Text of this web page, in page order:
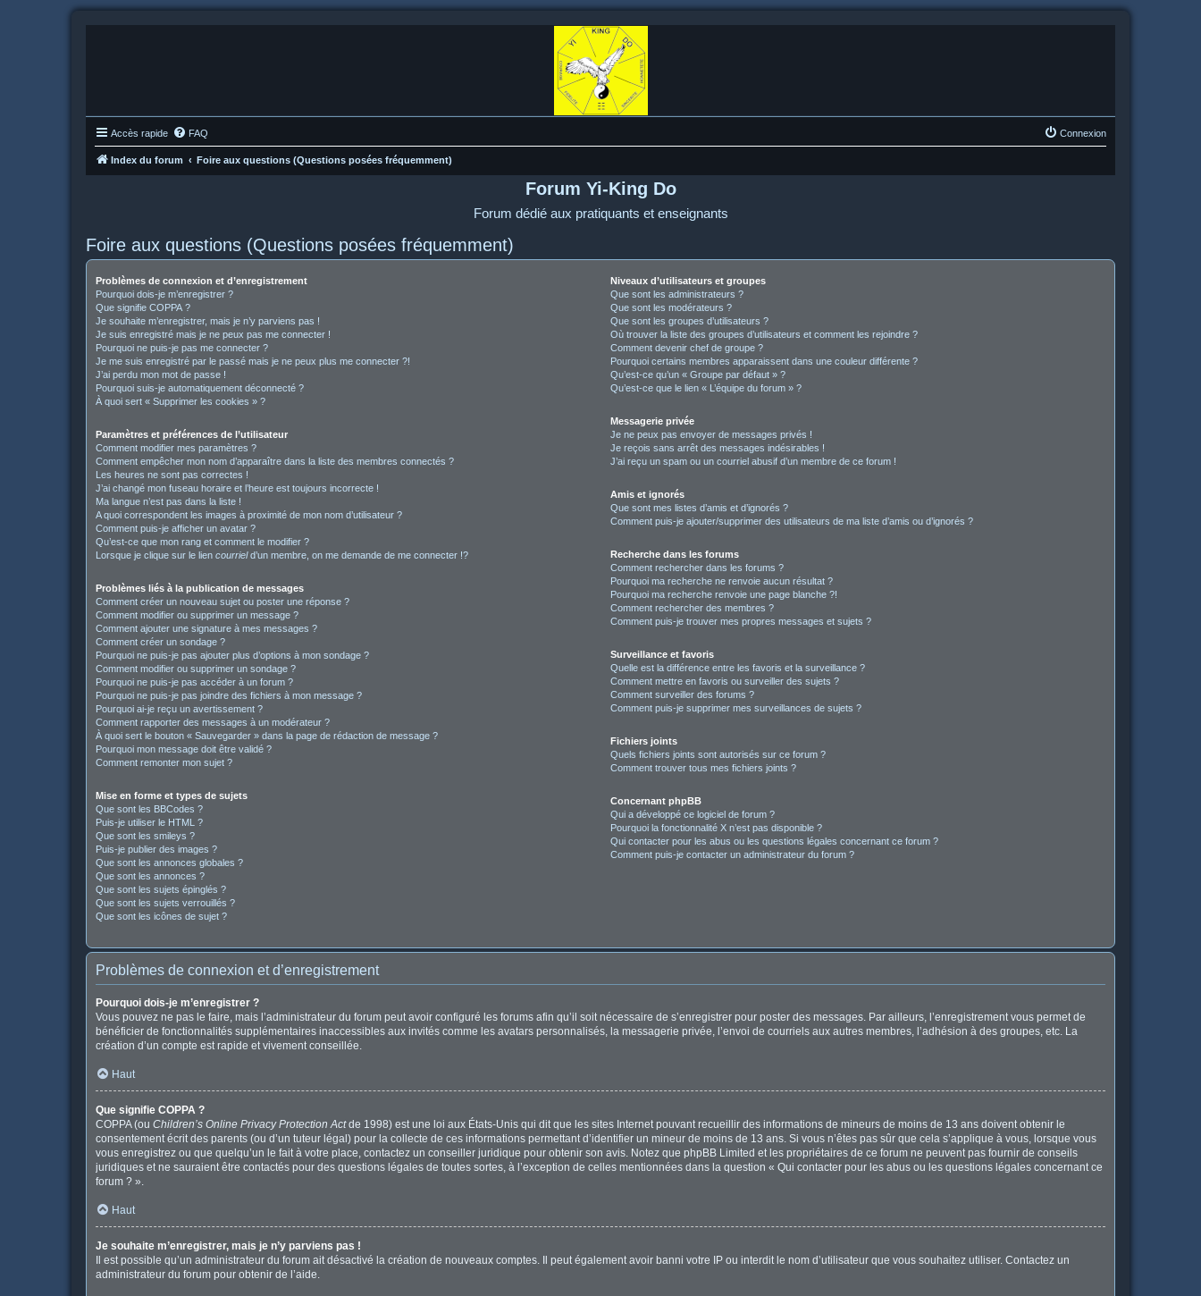
Accès rapide FAQ Connexion
Index du forum Foire aux questions (Questions posées fréquemment)
Forum Yi-King Do
Forum dédié aux pratiquants et enseignants
Foire aux questions (Questions posées fréquemment)
Problèmes de connexion et d’enregistrement
Pourquoi dois-je m’enregistrer ?
Que signifie COPPA ?
Je souhaite m’enregistrer, mais je n’y parviens pas !
Je suis enregistré mais je ne peux pas me connecter !
Pourquoi ne puis-je pas me connecter ?
Je me suis enregistré par le passé mais je ne peux plus me connecter ?!
J’ai perdu mon mot de passe !
Pourquoi suis-je automatiquement déconnecté ?
À quoi sert « Supprimer les cookies » ?
Paramètres et préférences de l’utilisateur
Comment modifier mes paramètres ?
Comment empêcher mon nom d’apparaître dans la liste des membres connectés ?
Les heures ne sont pas correctes !
J’ai changé mon fuseau horaire et l’heure est toujours incorrecte !
Ma langue n’est pas dans la liste !
A quoi correspondent les images à proximité de mon nom d’utilisateur ?
Comment puis-je afficher un avatar ?
Qu’est-ce que mon rang et comment le modifier ?
Lorsque je clique sur le lien courrield’un membre, on me demande de me connecter !?
Problèmes liés à la publication de messages
Comment créer un nouveau sujet ou poster une réponse ?
Comment modifier ou supprimer un message ?
Comment ajouter une signature à mes messages ?
Comment créer un sondage ?
Pourquoi ne puis-je pas ajouter plus d’options à mon sondage ?
Comment modifier ou supprimer un sondage ?
Pourquoi ne puis-je pas accéder à un forum ?
Pourquoi ne puis-je pas joindre des fichiers à mon message ?
Pourquoi ai-je reçu un avertissement ?
Comment rapporter des messages à un modérateur ?
À quoi sert le bouton « Sauvegarder » dans la page de rédaction de message ?
Pourquoi mon message doit être validé ?
Comment remonter mon sujet ?
Mise en forme et types de sujets
Que sont les BBCodes ?
Puis-je utiliser le HTML ?
Que sont les smileys ?
Puis-je publier des images ?
Que sont les annonces globales ?
Que sont les annonces ?
Que sont les sujets épinglés ?
Que sont les sujets verrouillés ?
Que sont les icônes de sujet ?
Niveaux d’utilisateurs et groupes
Que sont les administrateurs ?
Que sont les modérateurs ?
Que sont les groupes d’utilisateurs ?
Où trouver la liste des groupes d’utilisateurs et comment les rejoindre ?
Comment devenir chef de groupe ?
Pourquoi certains membres apparaissent dans une couleur différente ?
Qu’est-ce qu’un « Groupe par défaut » ?
Qu’est-ce que le lien « L’équipe du forum » ?
Messagerie privée
Je ne peux pas envoyer de messages privés !
Je reçois sans arrêt des messages indésirables !
J’ai reçu un spam ou un courriel abusif d’un membre de ce forum !
Amis et ignorés
Que sont mes listes d’amis et d’ignorés ?
Comment puis-je ajouter/supprimer des utilisateurs de ma liste d’amis ou d’ignorés ?
Recherche dans les forums
Comment rechercher dans les forums ?
Pourquoi ma recherche ne renvoie aucun résultat ?
Pourquoi ma recherche renvoie une page blanche ?!
Comment rechercher des membres ?
Comment puis-je trouver mes propres messages et sujets ?
Surveillance et favoris
Quelle est la différence entre les favoris et la surveillance ?
Comment mettre en favoris ou surveiller des sujets ?
Comment surveiller des forums ?
Comment puis-je supprimer mes surveillances de sujets ?
Fichiers joints
Quels fichiers joints sont autorisés sur ce forum ?
Comment trouver tous mes fichiers joints ?
Concernant phpBB
Qui a développé ce logiciel de forum ?
Pourquoi la fonctionnalité X n’est pas disponible ?
Qui contacter pour les abus ou les questions légales concernant ce forum ?
Comment puis-je contacter un administrateur du forum ?
Problèmes de connexion et d’enregistrement
Pourquoi dois-je m’enregistrer ?
Vous pouvez ne pas le faire, mais l’administrateur du forum peut avoir configuré les forums afin qu’il soit nécessaire de s’enregistrer pour poster des messages. Par ailleurs, l’enregistrement vous permet de
bénéficier de fonctionnalités supplémentaires inaccessibles aux invités comme les avatars personnalisés, la messagerie privée, l’envoi de courriels aux autres membres, l’adhésion à des groupes, etc. La
création d’un compte est rapide et vivement conseillée.
Haut
Que signifie COPPA ?
COPPA (ou Children’s Online Privacy Protection Actde 1998) est une loi aux États-Unis qui dit que les sites Internet pouvant recueillir des informations de mineurs de moins de 13 ans doivent obtenir le
consentement écrit des parents (ou d’un tuteur légal) pour la collecte de ces informations permettant d’identifier un mineur de moins de 13 ans. Si vous n’êtes pas sûr que cela s’applique à vous, lorsque vous
vous enregistrez ou que quelqu’un le fait à votre place, contactez un conseiller juridique pour obtenir son avis. Notez que phpBB Limited et les propriétaires de ce forum ne peuvent pas fournir de conseils
juridiques et ne sauraient être contactés pour des questions légales de toutes sortes, à l’exception de celles mentionnées dans la question « Qui contacter pour les abus ou les questions légales concernant ce
forum ? ».
Haut
Je souhaite m’enregistrer, mais je n’y parviens pas !
Il est possible qu’un administrateur du forum ait désactivé la création de nouveaux comptes. Il peut également avoir banni votre IP ou interdit le nom d’utilisateur que vous souhaitez utiliser. Contactez un
administrateur du forum pour obtenir de l’aide.